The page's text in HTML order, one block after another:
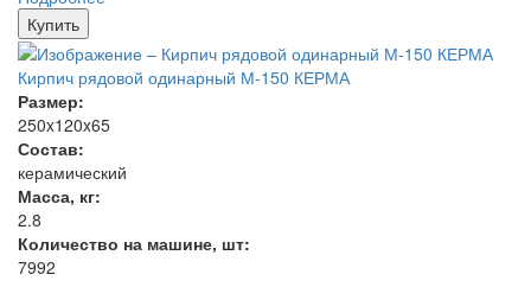
Купить
Кирпич рядовой одинарный М-150 КЕРМА
Размер:
250x120x65
Состав:
керамический
Масса, кг:
2.8
Количество на машине, шт:
7992